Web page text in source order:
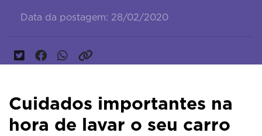
Data da postagem: 28/02/2020
Cuidados importantes na
hora de lavar o seu carro